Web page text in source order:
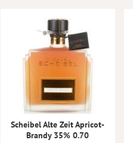
Scheibel Alte Zeit Apricot-
Brandy 35% 0.70